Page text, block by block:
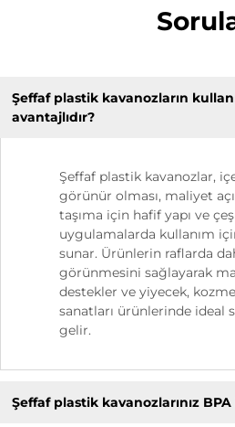
Şeffaf plastik kavanozların
avantajlıdır?
Şeffaf plastik kavanozlar,
görünür olması, maliyet
taşıma için hafif yapı ve
uygulamalarda kullanım
sunar. Ürünlerin raflarda
görünmesini sağlayarak
destekler ve yiyecek,
sanatları ürünlerinde ideal
gelir.
Şeffaf plastik kavanozlarınız